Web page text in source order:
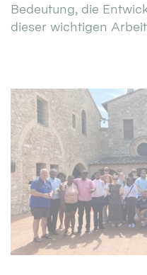
Bedeutung, die
dieser wichtigen Arbeit